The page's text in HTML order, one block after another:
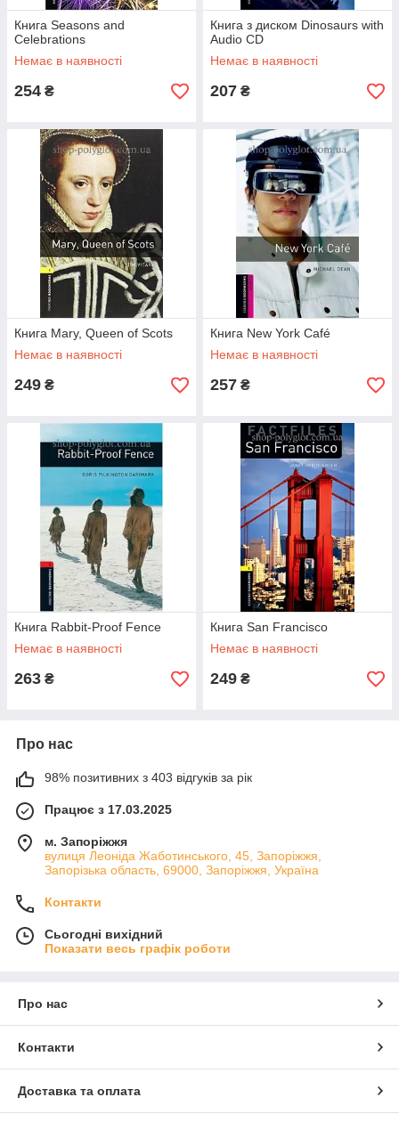
Книга Seasons and
Celebrations
Немає в наявності
254 ₴
Книга з диском Dinosaurs with
Audio CD
Немає в наявності
207 ₴
Книга Mary, Queen of Scots
Немає в наявності
249 ₴
Книга New York Café
Немає в наявності
257 ₴
Книга Rabbit-Proof Fence
Немає в наявності
263 ₴
Книга San Francisco
Немає в наявності
249 ₴
Про нас
98% позитивних з 403 відгуків за рік
Працює з 17.03.2025
м. Запоріжжя
вулиця Леоніда Жаботинського, 45, Запоріжжя,
Запорізька область, 69000, Запоріжжя, Україна
Контакти
Сьогодні вихідний
Показати весь графік роботи
Про нас
Контакти
Доставка та оплата